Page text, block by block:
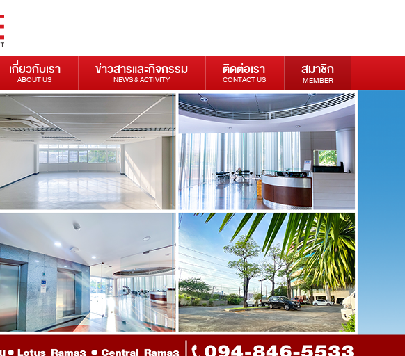
เกี่ยวกับเรา
ABOUT US
ข่าวสารและกิจกรรม
NEWS & ACTIVITY
ติดต่อเรา
CONTACT US
สมาชิก
MEMBER